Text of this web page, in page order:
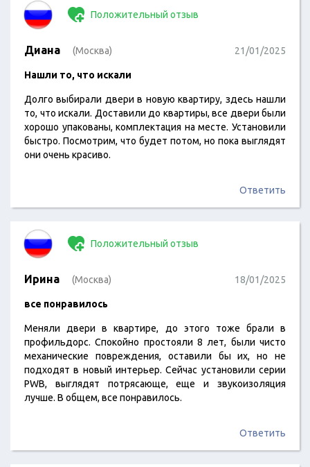
Положительный отзыв
Диана (Москва) 21/01/2025
Нашли то, что искали
Долго выбирали двери в новую квартиру, здесь нашли
то, что искали. Доставили до квартиры, все двери были
хорошо упакованы, комплектация на месте. Установили
быстро. Посмотрим, что будет потом, но пока выглядят
они очень красиво.
Ответить
Положительный отзыв
Ирина (Москва) 18/01/2025
все понравилось
Меняли двери в квартире, до этого тоже брали в
профильдорс. Спокойно простояли 8 лет, были чисто
механические повреждения, оставили бы их, но не
подходят в новый интерьер. Сейчас установили серии
PWB, выглядят потрясающе, еще и звукоизоляция
лучше. В общем, все понравилось.
Ответить